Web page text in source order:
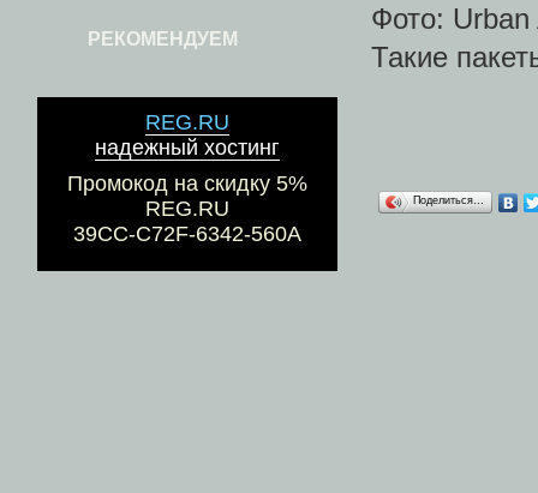
РЕКОМЕНДУЕМ
REG.RU
надежный хостинг
Промокод на скидку 5%
REG.RU
39CC-C72F-6342-560A
Фото:
Такие
Поделиться…